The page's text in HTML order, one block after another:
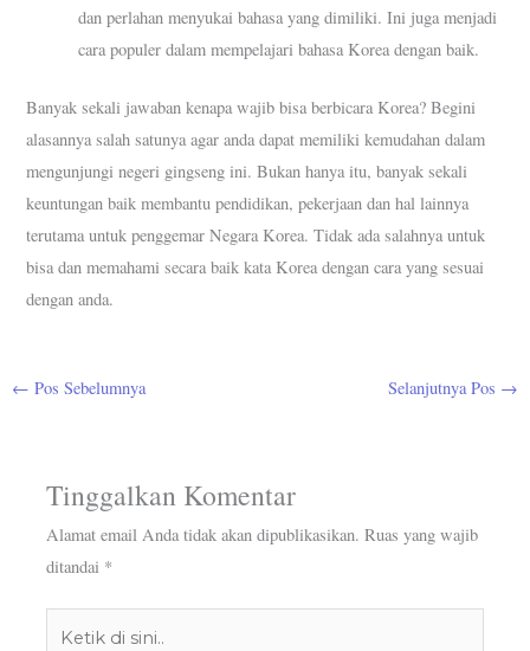
dan perlahan menyukai bahasa yang dimiliki. Ini juga menjadi
cara populer dalam mempelajari bahasa Korea dengan baik.
Banyak sekali jawaban kenapa wajib bisa berbicara Korea? Begini
alasannya salah satunya agar anda dapat memiliki kemudahan dalam
mengunjungi negeri gingseng ini. Bukan hanya itu, banyak sekali
keuntungan baik membantu pendidikan, pekerjaan dan hal lainnya
terutama untuk penggemar Negara Korea. Tidak ada salahnya untuk
bisa dan memahami secara baik kata Korea dengan cara yang sesuai
dengan anda.
← Pos Sebelumnya Selanjutnya Pos →
Tinggalkan Komentar
Alamat email Anda tidak akan dipublikasikan. Ruas yang wajib
ditandai *